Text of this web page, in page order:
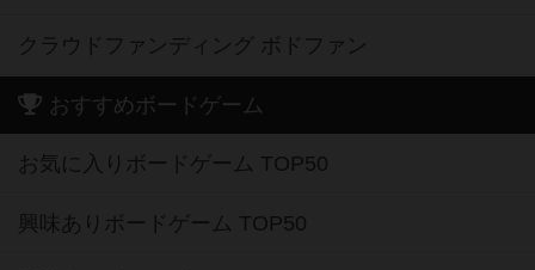
クラウドファンディング ボドファン
おすすめボードゲーム
お気に入りボードゲーム TOP50
興味ありボードゲーム TOP50